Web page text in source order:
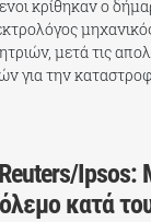
κρίθηκαν ο
μετά τις
για την
Ipsos:
κατά